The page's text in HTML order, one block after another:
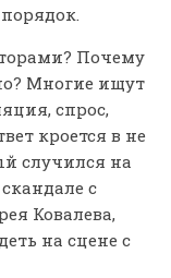
Почему
Многие ищут
спрос,
кроется в не
случился на
с
Ковалева,
на сцене с